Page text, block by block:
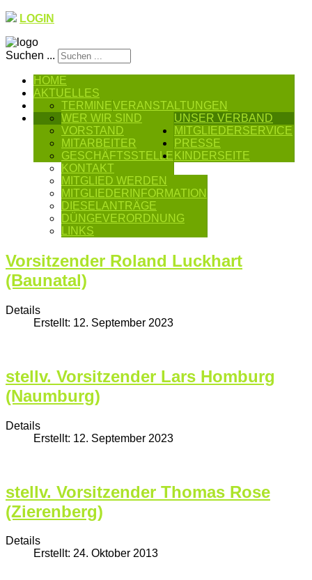
LOGIN
Suchen ...
HOME
AKTUELLES
VERANSTALTUNGEN
TERMINE
UNSER VERBAND
WER WIR SIND
VORSTAND
MITARBEITER
GESCHÄFTSSTELLE
KONTAKT
MITGLIEDERSERVICE
MITGLIED WERDEN
MITGLIEDERINFORMATION
DIESELANTRÄGE
DÜNGEVERORDNUNG
LINKS
PRESSE
KINDERSEITE
Vorsitzender Roland Luckhart
(Baunatal)
Details
Erstellt: 12. September 2023
stellv. Vorsitzender Lars Homburg
(Naumburg)
Details
Erstellt: 12. September 2023
stellv. Vorsitzender Thomas Rose
(Zierenberg)
Details
Erstellt: 24. Oktober 2013